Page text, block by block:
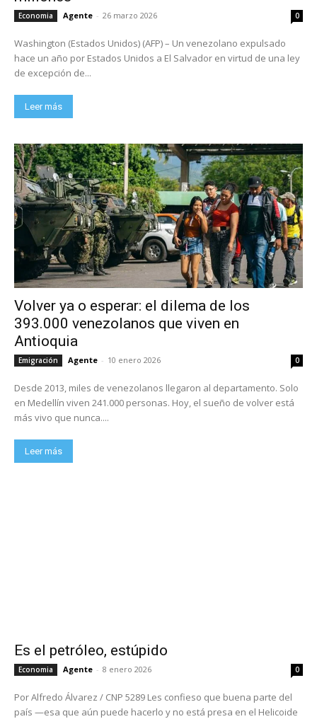
Economia Agente - 26 marzo 2026 0
Washington (Estados Unidos) (AFP) – Un venezolano expulsado
hace un año por Estados Unidos a El Salvador en virtud de una ley
de excepción de...
Leer más
Volver ya o esperar: el dilema de los
393.000 venezolanos que viven en
Antioquia
Emigración Agente - 10 enero 2026 0
Desde 2013, miles de venezolanos llegaron al departamento. Solo
en Medellín viven 241.000 personas. Hoy, el sueño de volver está
más vivo que nunca....
Leer más
Es el petróleo, estúpido
Economia Agente - 8 enero 2026 0
Por Alfredo Álvarez / CNP 5289 Les confieso que buena parte del
país —esa que aún puede hacerlo y no está presa en el Helicoide